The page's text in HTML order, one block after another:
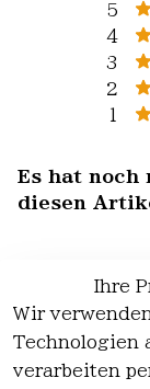
5
4
3
2
1
Es hat noch
diesen
EU-
für Details
Ihre
Wir
Technologien
verarbeiten